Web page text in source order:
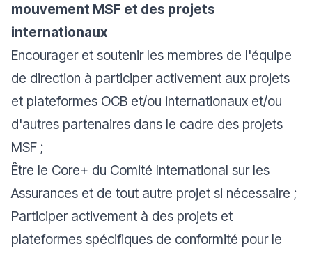
mouvement MSF et des projets
internationaux
Encourager et soutenir les membres de l'équipe
de direction à participer activement aux projets
et plateformes OCB et/ou internationaux et/ou
d'autres partenaires dans le cadre des projets
MSF ;
Être le Core+ du Comité International sur les
Assurances et de tout autre projet si nécessaire ;
Participer activement à des projets et
plateformes spécifiques de conformité pour le